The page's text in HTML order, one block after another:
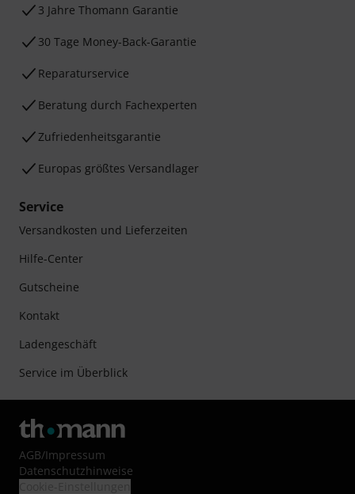
3 Jahre Thomann Garantie
30 Tage Money-Back-Garantie
Reparaturservice
Beratung durch Fachexperten
Zufriedenheitsgarantie
Europas größtes Versandlager
Service
Versandkosten und Lieferzeiten
Hilfe-Center
Gutscheine
Kontakt
Ladengeschäft
Service im Überblick
AGB/Impressum
Datenschutzhinweise